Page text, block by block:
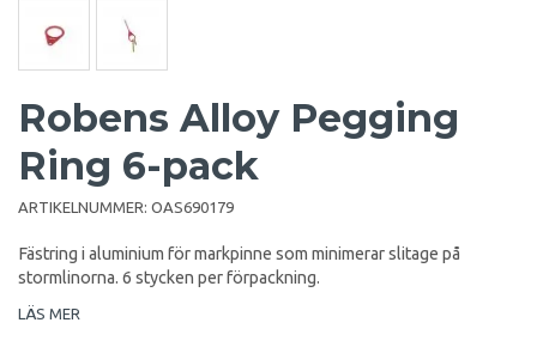
Robens Alloy Pegging
Ring 6-pack
ARTIKELNUMMER: OAS690179
Fästring i aluminium för markpinne som minimerar slitage på
stormlinorna. 6 stycken per förpackning.
LÄS MER